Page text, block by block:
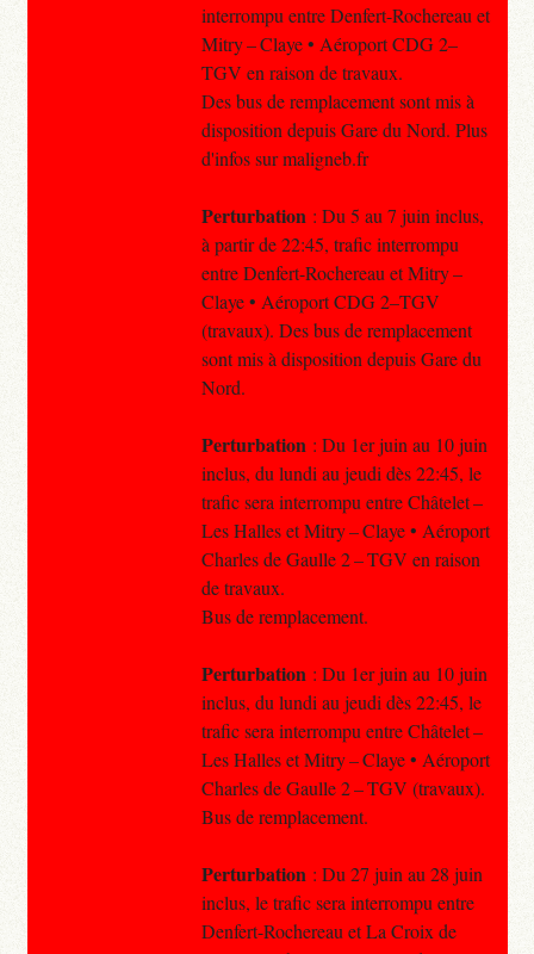
interrompu entre Denfert-Rochereau et
Mitry – Claye • Aéroport CDG 2–
TGV en raison de travaux.
Des bus de remplacement sont mis à
disposition depuis Gare du Nord. Plus
d'infos sur maligneb.fr
Perturbation : Du 5 au 7 juin inclus,
à partir de 22:45, trafic interrompu
entre Denfert-Rochereau et Mitry –
Claye • Aéroport CDG 2–TGV
(travaux). Des bus de remplacement
sont mis à disposition depuis Gare du
Nord.
Perturbation : Du 1er juin au 10 juin
inclus, du lundi au jeudi dès 22:45, le
trafic sera interrompu entre Châtelet –
Les Halles et Mitry – Claye • Aéroport
Charles de Gaulle 2 – TGV en raison
de travaux.
Bus de remplacement.
Perturbation : Du 1er juin au 10 juin
inclus, du lundi au jeudi dès 22:45, le
trafic sera interrompu entre Châtelet –
Les Halles et Mitry – Claye • Aéroport
Charles de Gaulle 2 – TGV (travaux).
Bus de remplacement.
Perturbation : Du 27 juin au 28 juin
inclus, le trafic sera interrompu entre
Denfert-Rochereau et La Croix de